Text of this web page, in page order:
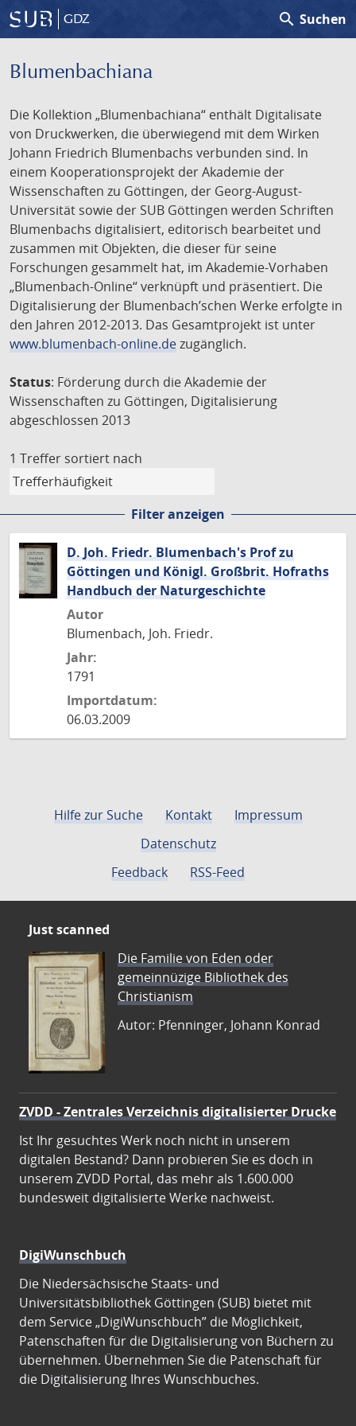
GDZ search Suchen
Blumenbachiana
Die Kollektion „Blumenbachiana“ enthält Digitalisate
von Druckwerken, die überwiegend mit dem Wirken
Johann Friedrich Blumenbachs verbunden sind. In
einem Kooperationsprojekt der Akademie der
Wissenschaften zu Göttingen, der Georg-August-
Universität sowie der SUB Göttingen werden Schriften
Blumenbachs digitalisiert, editorisch bearbeitet und
zusammen mit Objekten, die dieser für seine
Forschungen gesammelt hat, im Akademie-Vorhaben
„Blumenbach-Online“ verknüpft und präsentiert. Die
Digitalisierung der Blumenbach’schen Werke erfolgte in
den Jahren 2012-2013. Das Gesamtprojekt ist unter
www.blumenbach-online.dezugänglich.
Status: Förderung durch die Akademie der
Wissenschaften zu Göttingen, Digitalisierung
abgeschlossen 2013
1 Treffer sortiert nach
Filter anzeigen
D. Joh. Friedr. Blumenbach's Prof zu
Göttingen und Königl. Großbrit. Hofraths
Handbuch der Naturgeschichte
Autor
Blumenbach, Joh. Friedr.
Jahr:
1791
Importdatum:
06.03.2009
Hilfe zur Suche Kontakt
Impressum
Datenschutz
Feedback
RSS-Feed
Just scanned
Die Familie von Eden oder
gemeinnüzige Bibliothek des
Christianism
Autor: Pfenninger, Johann Konrad
ZVDD - Zentrales Verzeichnis digitalisierter Drucke
Ist Ihr gesuchtes Werk noch nicht in unserem
digitalen Bestand? Dann probieren Sie es doch in
unserem ZVDD Portal, das mehr als 1.600.000
bundesweit digitalisierte Werke nachweist.
DigiWunschbuch
Die Niedersächsische Staats- und
Universitätsbibliothek Göttingen (SUB) bietet mit
dem Service „DigiWunschbuch” die Möglichkeit,
Patenschaften für die Digitalisierung von Büchern zu
übernehmen. Übernehmen Sie die Patenschaft für
die Digitalisierung Ihres Wunschbuches.